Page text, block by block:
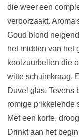
die weer een
veroorzaakt.
Goud blond
het midden van het
koolzuurbellen die
witte schuimkraag.
Duvel glas. Tevens
romige prikkelende
Met een korte,
Drinkt aan het